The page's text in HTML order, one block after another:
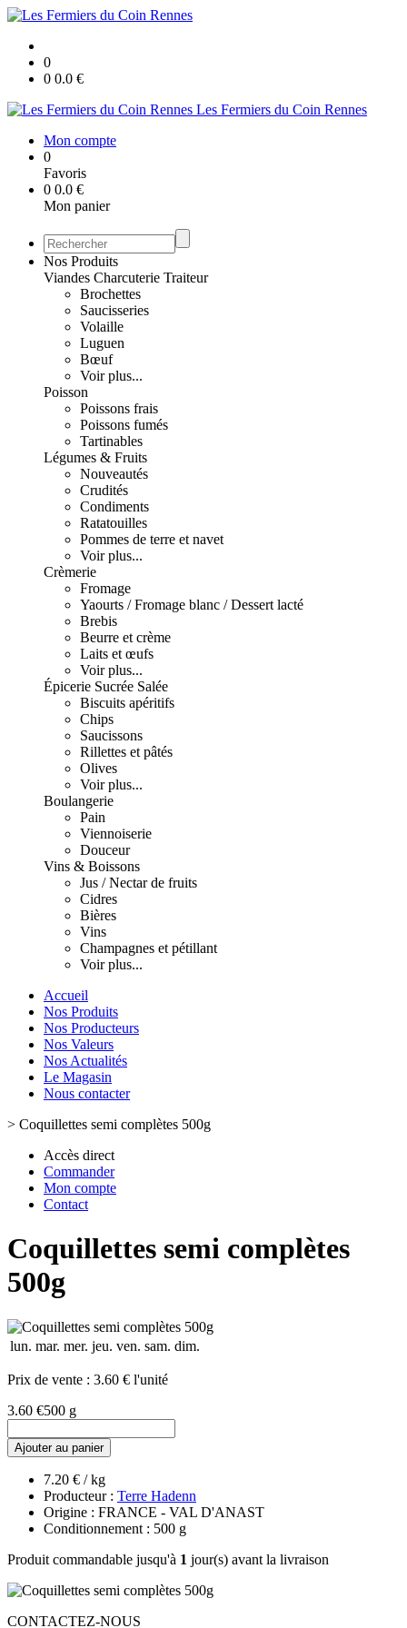
0
0 0.0 €
Les Fermiers du Coin Rennes
Mon compte
0
Favoris
0 0.0 €
Mon panier
Nos Produits
Viandes Charcuterie Traiteur
Brochettes
Saucisseries
Volaille
Luguen
Bœuf
Voir plus...
Poisson
Poissons frais
Poissons fumés
Tartinables
Légumes & Fruits
Nouveautés
Crudités
Condiments
Ratatouilles
Pommes de terre et navet
Voir plus...
Crèmerie
Fromage
Yaourts / Fromage blanc / Dessert lacté
Brebis
Beurre et crème
Laits et œufs
Voir plus...
Épicerie Sucrée Salée
Biscuits apéritifs
Chips
Saucissons
Rillettes et pâtés
Olives
Voir plus...
Boulangerie
Pain
Viennoiserie
Douceur
Vins & Boissons
Jus / Nectar de fruits
Cidres
Bières
Vins
Champagnes et pétillant
Voir plus...
Accueil
Nos Produits
Nos Producteurs
Nos Valeurs
Nos Actualités
Le Magasin
Nous contacter
> Coquillettes semi complètes 500g
Accès direct
Commander
Mon compte
Contact
Coquillettes semi complètes
500g
lun. mar. mer. jeu. ven. sam. dim.
Prix de vente : 3.60 € l'unité
3.60 €500 g
Ajouter au panier
7.20 € / kg
Producteur : Terre Hadenn
Origine : FRANCE - VAL D'ANAST
Conditionnement : 500 g
Produit commandable jusqu'à 1 jour(s) avant la livraison
CONTACTEZ-NOUS